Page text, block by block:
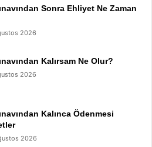
Sonra Ehliyet Ne Zaman
2026
Kalırsam Ne Olur?
2026
Kalınca Ödenmesi
2026